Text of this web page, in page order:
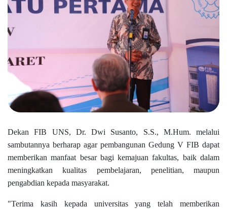
Dekan FIB UNS, Dr. Dwi Susanto, S.S., M.Hum. melalui
sambutannya berharap agar pembangunan Gedung V FIB dapat
memberikan manfaat besar bagi kemajuan fakultas, baik dalam
meningkatkan kualitas pembelajaran, penelitian, maupun
pengabdian kepada masyarakat.
"Terima kasih kepada universitas yang telah memberikan